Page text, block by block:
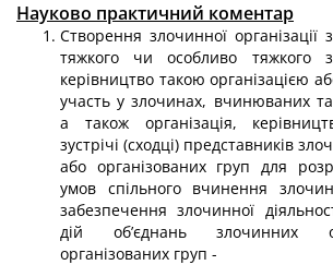
Науково практичний коментар
Створення злочинної
тяжкого чи особливо тяжкого
керівництво такою організацією
участь у злочинах, вчинюваних
а також організація,
зустрічі (сходці) представників
або організованих груп для
умов спільного вчинення
забезпечення злочинної
дій об’єднань злочинних
організованих груп -